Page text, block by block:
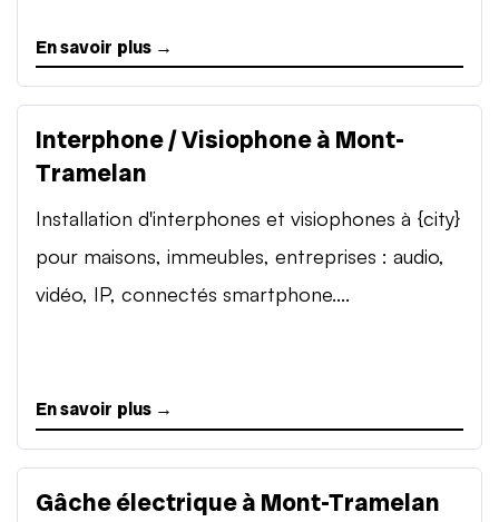
En savoir plus →
Interphone / Visiophone à Mont-
Tramelan
Installation d'interphones et visiophones à {city}
pour maisons, immeubles, entreprises : audio,
vidéo, IP, connectés smartphone....
En savoir plus →
Gâche électrique à Mont-Tramelan